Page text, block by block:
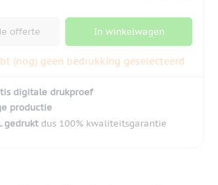
offerte In winkelwagen
(nog) geen bedrukking geselecteerd
digitale drukproef
productie
gedruktdus 100% kwaliteitsgarantie